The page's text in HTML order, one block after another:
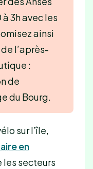
3h avec les
ainsi
l’après-
:
de
du Bourg.
sur l’île,
en
les secteurs